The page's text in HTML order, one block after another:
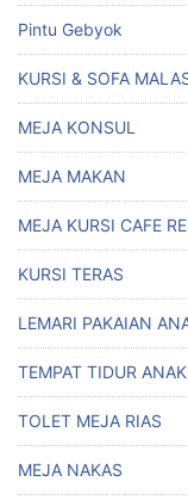
Pintu Gebyok
KURSI & SOFA
MEJA KONSUL
MEJA MAKAN
MEJA KURSI CAFE
KURSI TERAS
LEMARI PAKAIAN
TEMPAT TIDUR ANAK
TOLET MEJA RIAS
MEJA NAKAS